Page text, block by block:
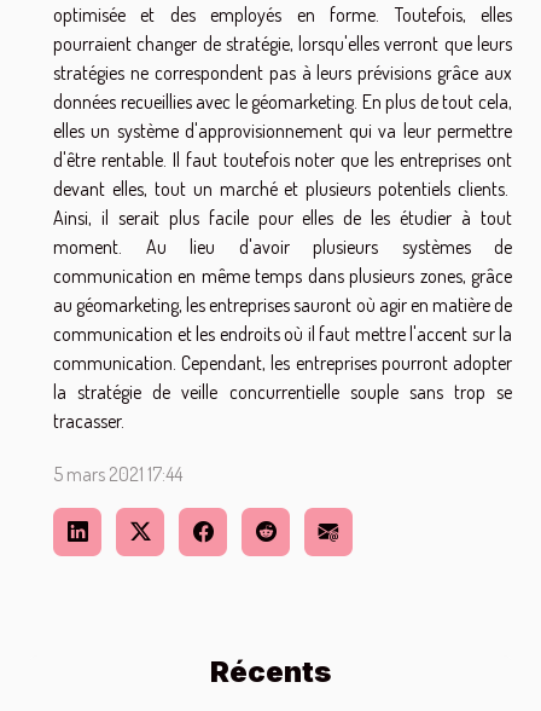
Récents
optimisée et des employés en forme. Toutefois, elles
pourraient changer de stratégie, lorsqu'elles verront que leurs
stratégies ne correspondent pas à leurs prévisions grâce aux
données recueillies avec le géomarketing. En plus de tout cela,
elles un système d'approvisionnement qui va leur permettre
d'être rentable. Il faut toutefois noter que les entreprises ont
devant elles, tout un marché et plusieurs potentiels clients.
Ainsi, il serait plus facile pour elles de les étudier à tout
moment. Au lieu d'avoir plusieurs systèmes de
communication en même temps dans plusieurs zones, grâce
au géomarketing, les entreprises sauront où agir en matière de
communication et les endroits où il faut mettre l'accent sur la
communication. Cependant, les entreprises pourront adopter
la stratégie de veille concurrentielle souple sans trop se
tracasser.
5 mars 2021 17:44